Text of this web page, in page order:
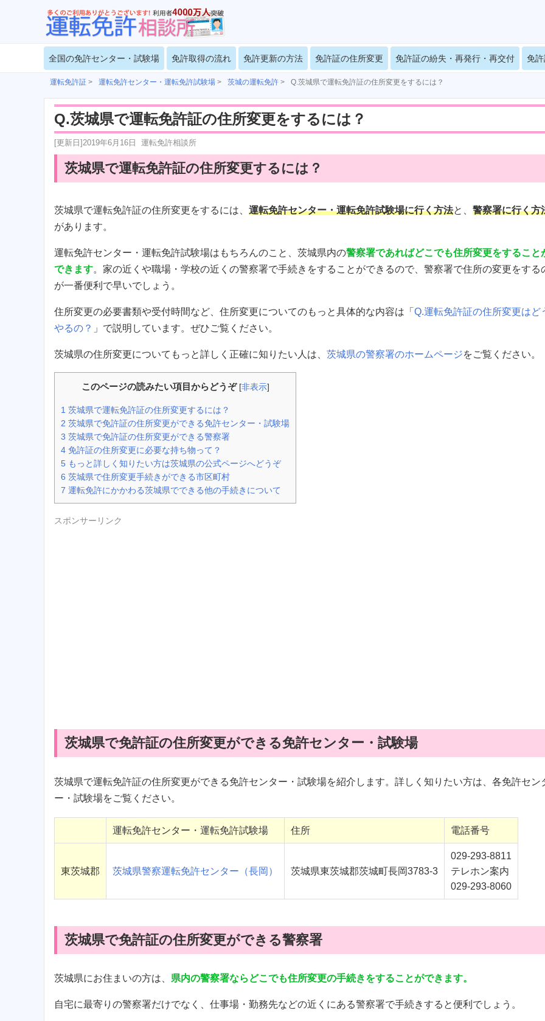
全国の免許センター・試験場 免許取得の流れ 免許更新の方法 免許証の住所変更 免許証の紛失・再発行・再交付 免
運転免許証 > 運転免許センター・運転免許試験場 > 茨城の運転免許 > Q.茨城県で運転免許証の住所変更をするには？
Q.茨城県で運転免許証の住所変更をするには？
[更新日]2019年6月16日 運転免許相談所
茨城県で運転免許証の住所変更するには？
茨城県で運転免許証の住所変更をするには、 運転免許センター・運転免許試験場に行く方法と、 警察署に行く方
があります。
運転免許センター・運転免許試験場はもちろんのこと、茨城県内の警察署であればどこでも住所変更をすること
できます。家の近くや職場・学校の近くの警察署で手続きをすることができるので、警察署で住所の変更をする
が一番便利で早いでしょう。
住所変更の必要書類や受付時間など、住所変更についてのもっと具体的な内容は「 Q.運転免許証の住所変更はど
やるの？ 」で説明しています。ぜひご覧ください。
茨城県の住所変更についてもっと詳しく正確に知りたい人は、 茨城県の警察署のホームページをご覧ください。
このページの読みたい項目からどうぞ [非表示]
1 茨城県で運転免許証の住所変更するには？
2 茨城県で免許証の住所変更ができる免許センター・試験場
3 茨城県で免許証の住所変更ができる警察署
4 免許証の住所変更に必要な持ち物って？
5 もっと詳しく知りたい方は茨城県の公式ページへどうぞ
6 茨城県で住所変更手続きができる市区町村
7 運転免許にかかわる茨城県でできる他の手続きについて
スポンサーリンク
茨城県で免許証の住所変更ができる免許センター・試験場
茨城県で運転免許証の住所変更ができる免許センター・試験場を紹介します。詳しく知りたい方は、各免許セン
ー・試験場をご覧ください。
運転免許センター・運転免許試験場 住所 電話番号
東茨城郡 茨城県警察運転免許センター（長岡） 茨城県東茨城郡茨城町長岡3783-3
029-293-8811
テレホン案内
029-293-8060
茨城県で免許証の住所変更ができる警察署
茨城県にお住まいの方は、 県内の警察署ならどこでも住所変更の手続きをすることができます。
自宅に最寄りの警察署だけでなく、仕事場・勤務先などの近くにある警察署で手続きすると便利でしょう。